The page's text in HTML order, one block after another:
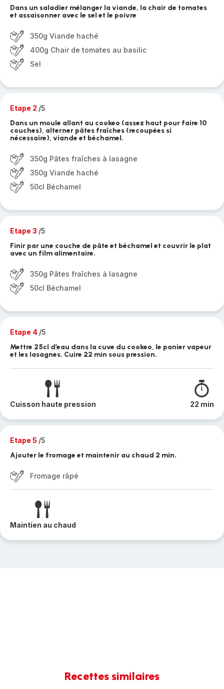
Dans un saladier mélanger la viande, la chair de tomates
et assaisonner avec le sel et le poivre
350g Viande haché
400g Chair de tomates au basilic
Sel
Etape 2 /5
Dans un moule allant au cookeo (assez haut pour faire 10
couches), alterner pâtes fraîches (recoupées si
nécessaire), viande et béchamel.
350g Pâtes fraîches à lasagne
350g Viande haché
50cl Béchamel
Etape 3 /5
Finir par une couche de pâte et béchamel et couvrir le plat
avec un film alimentaire.
350g Pâtes fraîches à lasagne
50cl Béchamel
Etape 4 /5
Mettre 25cl d’eau dans la cuve du cookeo, le panier vapeur
et les lasagnes. Cuire 22 min sous pression.
Cuisson haute pression 22 min
Etape 5 /5
Ajouter le fromage et maintenir au chaud 2 min.
Fromage râpé
Maintien au chaud
Recettes similaires